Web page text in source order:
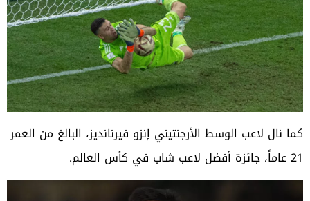
كما نال لاعب الوسط الأرجنتيني إنزو فيرنانديز، البالغ من العمر
21 عاماً، جائزة أفضل لاعب شاب في كأس العالم.